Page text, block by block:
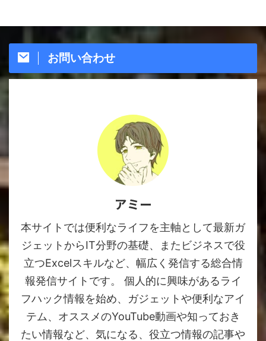
お問い合わせ
アミー
本サイトでは便利なライフを主軸として最新ガ
ジェットからIT分野の基礎、またビジネスで役
立つExcelスキルなど、幅広く発信する総合情
報発信サイトです。 個人的に興味があるライ
フハック情報を始め、ガジェットや便利なアイ
テム、オススメのYouTube動画や知っておき
たい情報など、気になる、役立つ情報の記事や